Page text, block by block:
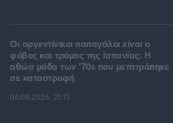
Οι αργεντίνικοι παπαγάλοι είναι ο
φόβος και τρόμος της Ισπανίας: Η
αθώα μόδα των '70s που μετατράπηκε
σε καταστροφή
06.08.2026, 21:13